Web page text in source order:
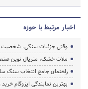
اخبار مرتبط با حوزه
وقتی جزئیات سنگی، شخصیت
ملات خشک، متریال نوین
راهنمای جامع انتخاب سنگ
بهترین نمایندگی ایزوگام